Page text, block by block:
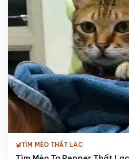
TÌM MÈO THẤT LẠC